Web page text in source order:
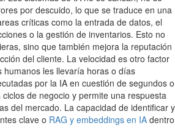
por descuido, lo que se traduce en una
críticas como la entrada de datos, el
o la gestión de inventarios. Esto no
sino que también mejora la reputación
del cliente. La velocidad es otro factor
humanos les llevaría horas o días
por la IA en cuestión de segundos o
de negocio y permite una respuesta
del mercado. La capacidad de identificar y
clave o RAG y embeddings en IA dentro